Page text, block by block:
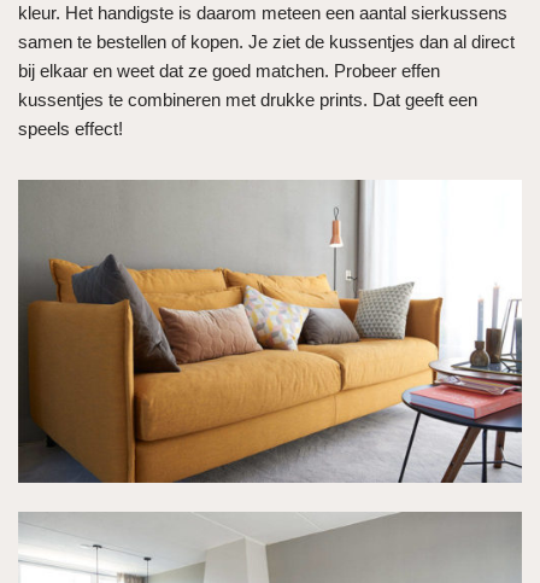
kleur. Het handigste is daarom meteen een aantal sierkussens
samen te bestellen of kopen. Je ziet de kussentjes dan al direct
bij elkaar en weet dat ze goed matchen. Probeer effen
kussentjes te combineren met drukke prints. Dat geeft een
speels effect!